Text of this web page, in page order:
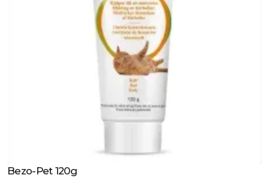
Zobacz produkt
Bezo-Pet 120g